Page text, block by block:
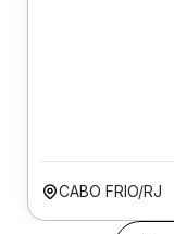
CABO FRIO/RJ